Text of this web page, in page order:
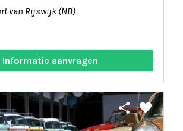
van Rijswijk (NB)
Informatie aanvragen
share favorite